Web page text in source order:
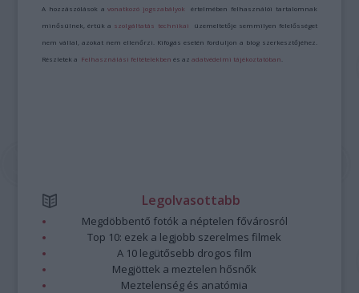
A hozzászólások avonatkozó jogszabályok értelmében felhasználói tartalomnak
minősülnek, értük a szolgáltatás technikai üzemeltetője semmilyen felelősséget
nem vállal, azokat nem ellenőrzi. Kifogás esetén forduljon a blog szerkesztőjéhez.
Részletek a Felhasználási feltételekben és azadatvédelmi tájékoztatóban
Legolvasottabb
Megdöbbentő fotók a néptelen fővárosról
Top 10: ezek a legjobb szerelmes filmek
A 10 legütősebb drogos film
Megjöttek a meztelen hősnők
Meztelenség és anatómia